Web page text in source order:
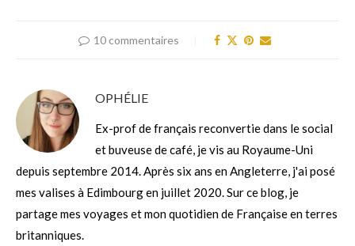
10 commentaires
OPHÉLIE
Ex-prof de français reconvertie dans le social
et buveuse de café, je vis au Royaume-Uni
depuis septembre 2014. Après six ans en Angleterre, j'ai posé
mes valises à Edimbourg en juillet 2020. Sur ce blog, je
partage mes voyages et mon quotidien de Française en terres
britanniques.